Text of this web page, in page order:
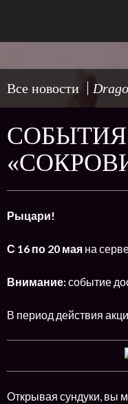
Все новости
Рыцари!
С 16 по 20 мая на
Внимание:событие
В период действия
Открывая сундуки, вы